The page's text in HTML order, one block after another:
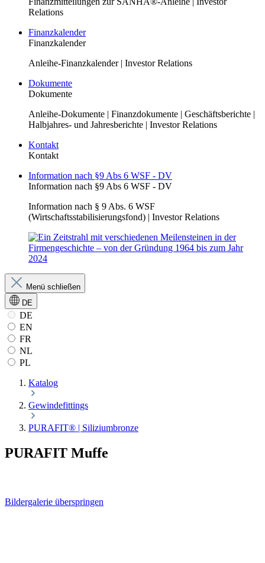
Relations
Finanzkalender
Finanzkalender
Anleihe-Finanzkalender | Investor Relations
Dokumente
Dokumente
Anleihe-Dokumente | Finanzdokumente | Geschäftsberichte |
Halbjahres- und Jahresberichte | Investor Relations
Kontakt
Kontakt
Information nach §9 Abs 6 WSF - DV
Information nach §9 Abs 6 WSF - DV
Information nach § 9 Abs. 6 WSF
(Wirtschaftsstabilisierungsfond) | Investor Relations
Menü schließen
DE
DE
EN
FR
NL
PL
Katalog
Gewindefittings
PURAFIT® | Siliziumbronze
PURAFIT Muffe
Bildergalerie überspringen